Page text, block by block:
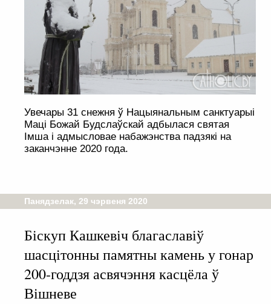
Увечары 31 снежня ў Нацыянальным санктуарыі
Маці Божай Будслаўскай адбылася святая
Імша і адмысловае набажэнства падзякі на
заканчэнне 2020 года.
Панядзелак, 29 чэрвеня 2020
Біскуп Кашкевіч благаславіў
шасцітонны памятны камень у гонар
200-годдзя асвячэння касцёла ў
Вішневе